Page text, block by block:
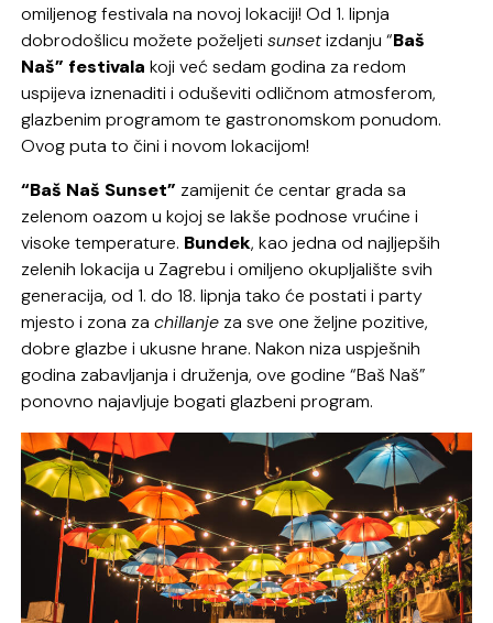
omiljenog festivala na novoj lokaciji! Od 1. lipnja
dobrodošlicu možete poželjetisunsetizdanju “Baš
Naš” festivala koji već sedam godina za redom
uspijeva iznenaditi i oduševiti odličnom atmosferom,
glazbenim programom te gastronomskom ponudom.
Ovog puta to čini i novom lokacijom!
“Baš Naš Sunset” zamijenit će centar grada sa
zelenom oazom u kojoj se lakše podnose vrućine i
visoke temperature. Bundek, kao jedna od najljepših
zelenih lokacija u Zagrebu i omiljeno okupljalište svih
generacija, od 1. do 18. lipnja tako će postati i party
mjesto i zona zachillanje za sve one željne pozitive,
dobre glazbe i ukusne hrane. Nakon niza uspješnih
godina zabavljanja i druženja, ove godine “Baš Naš”
ponovno najavljuje bogati glazbeni program.